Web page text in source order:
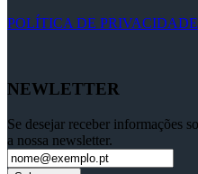
POLÍTICA DE PRIVACIDADE
NEWLETTER
Se desejar receber informações
a nossa newsletter.